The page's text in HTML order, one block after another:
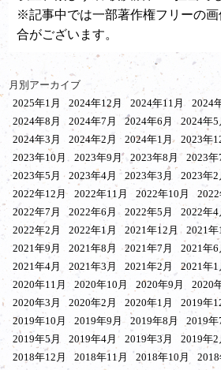
※記事中では一部著作権フリーの
合がございます。
月別アーカイブ
2025年1月
2024年12月 2024年11月 2024
2024年8月
2024年7月 2024年6月 2024年5
2024年3月
2024年2月 2024年1月 2023年
2023年10月
2023年9月 2023年8月 2023年
2023年5月
2023年4月 2023年3月 2023年2
2022年12月
2022年11月 2022年10月
2022年7月
2022年6月 2022年5月 2022年4
2022年2月
2022年1月 2021年12月 2021年
2021年9月
2021年8月 2021年7月 2021年6
2021年4月
2021年3月 2021年2月 2021年1
2020年11月
2020年10月 2020年9月 2020
2020年3月
2020年2月 2020年1月 2019年
2019年10月
2019年9月 2019年8月 2019年
2019年5月
2019年4月 2019年3月 2019年2
2018年12月
2018年11月 2018年10月 2018